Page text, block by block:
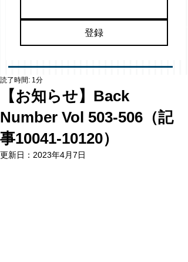
登録
【お知らせ】Back
Number Vol 503-506（記
事10041-10120）
読了時間: 1分
更新日： 2023年4月7日